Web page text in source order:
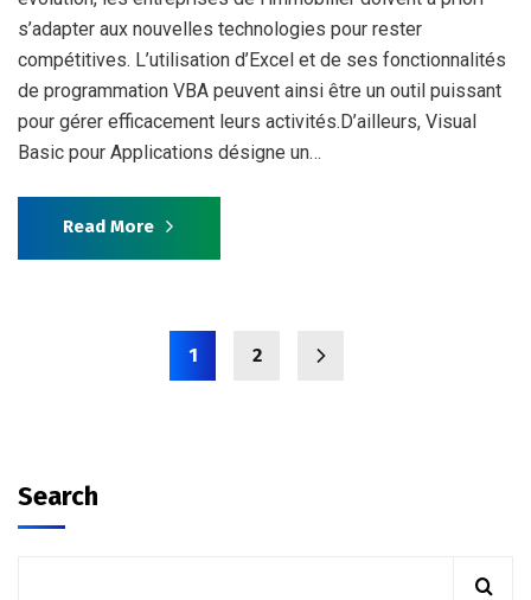
s’adapter aux nouvelles technologies pour rester
compétitives. L’utilisation d’Excel et de ses fonctionnalités
de programmation VBA peuvent ainsi être un outil puissant
pour gérer efficacement leurs activités.D’ailleurs, Visual
Basic pour Applications désigne un…
Read More
1 2
Search